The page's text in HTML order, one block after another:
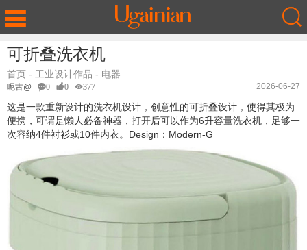
可折叠洗衣机
首页 - 工业设计作品 - 电器
呢古@ 0 0 377 2026-06-27
这是一款重新设计的洗衣机设计，创意性的可折叠设计，使得其极为
便携，可谓是懒人必备神器，打开后可以作为6升容量洗衣机，足够一
次容纳4件衬衫或10件内衣。Design：Modern-G